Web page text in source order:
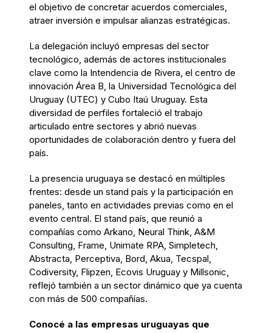
el objetivo de concretar acuerdos comerciales,
atraer inversión e impulsar alianzas estratégicas.
La delegación incluyó empresas del sector
tecnológico, además de actores institucionales
clave como la Intendencia de Rivera, el centro de
innovación Área B, la Universidad Tecnológica del
Uruguay (UTEC) y Cubo Itaú Uruguay. Esta
diversidad de perfiles fortaleció el trabajo
articulado entre sectores y abrió nuevas
oportunidades de colaboración dentro y fuera del
país.
La presencia uruguaya se destacó en múltiples
frentes: desde un stand país y la participación en
paneles, tanto en actividades previas como en el
evento central. El stand país, que reunió a
compañías como Arkano, Neural Think, A&M
Consulting, Frame, Unimate RPA, Simpletech,
Abstracta, Perceptiva, Bord, Akua, Tecspal,
Codiversity, Flipzen, Ecovis Uruguay y Millsonic,
reflejó también a un sector dinámico que ya cuenta
con más de 500 compañías.
Conocé a las empresas uruguayas que